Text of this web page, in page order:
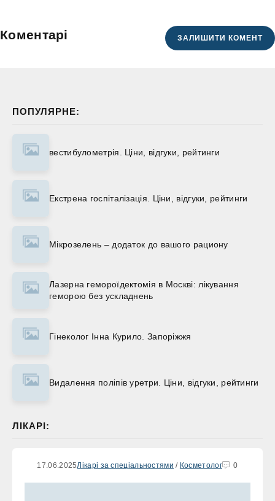
ПОПУЛЯРНЕ:
вестибулометрія. Ціни, відгуки, рейтинги
Екстрена госпіталізація. Ціни, відгуки, рейтинги
Мікрозелень – додаток до вашого рациону
Лазерна гемороїдектомія в Москві: лікування
геморою без ускладнень
Гінеколог Інна Курило. Запоріжжя
Видалення поліпів уретри. Ціни, відгуки, рейтинги
ЛІКАРІ:
17.06.2025Лікарі за спеціальностями / Косметолог 0
Коментарі ЗАЛИШИТИ КОМЕНТ